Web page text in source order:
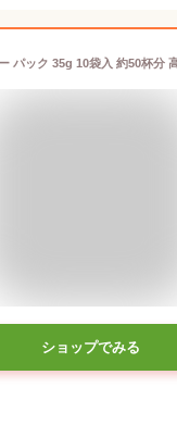
ショップでみる